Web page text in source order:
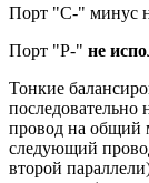
Порт "С-" минус
Порт "P-" не
Тонкие
последовательно
провод на общий
следующий
второй